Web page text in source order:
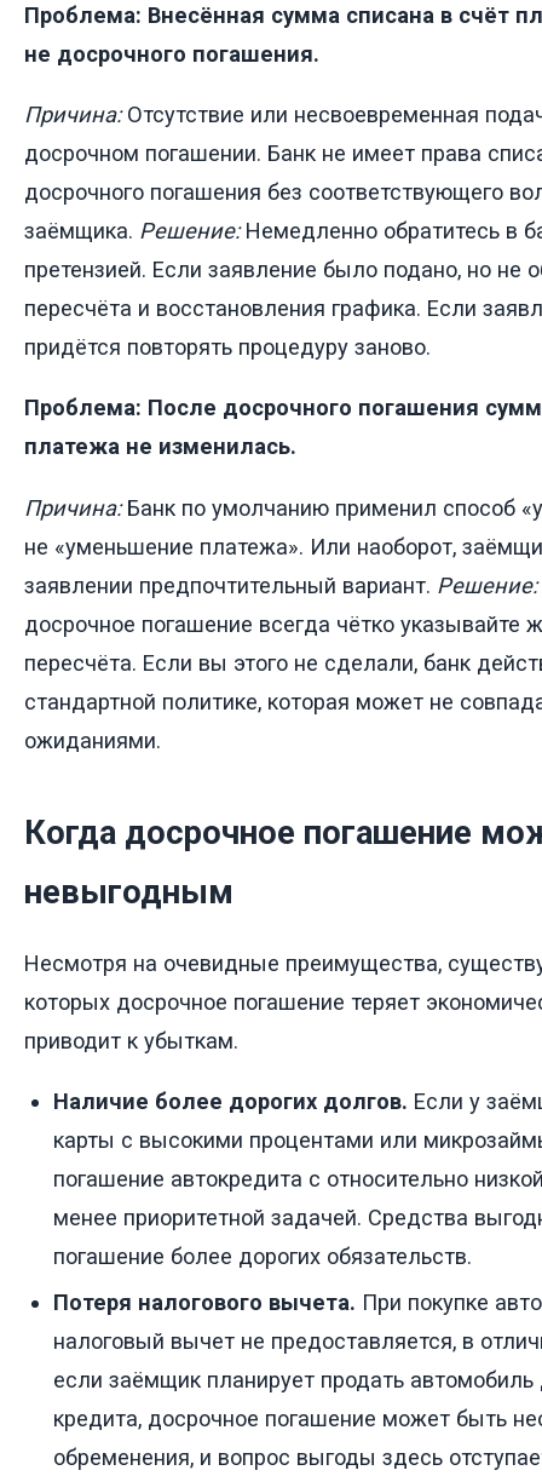
Проблема: Внесённая сумма списана в счёт
не досрочного погашения.
Причина:Отсутствие или несвоевременная
досрочном погашении. Банк не имеет права
досрочного погашения без соответствующего
заёмщика. Решение:Немедленно обратитесь в
претензией. Если заявление было подано, но не
пересчёта и восстановления графика. Если
придётся повторять процедуру заново.
Проблема: После досрочного погашения
платежа не изменилась.
Причина:Банк по умолчанию применил способ
не «уменьшение платежа». Или наоборот,
заявлении предпочтительный вариант. Решение:
досрочное погашение всегда чётко указывайте
пересчёта. Если вы этого не сделали, банк
стандартной политике, которая может не
ожиданиями.
Когда досрочное погашение
невыгодным
Несмотря на очевидные преимущества,
которых досрочное погашение теряет
приводит к убыткам.
Наличие более дорогих долгов. Если у
карты с высокими процентами или
погашение автокредита с относительно
менее приоритетной задачей. Средства
погашение более дорогих обязательств.
Потеря налогового вычета. При покупке
налоговый вычет не предоставляется, в
если заёмщик планирует продать
кредита, досрочное погашение может быть
обременения, и вопрос выгоды здесь